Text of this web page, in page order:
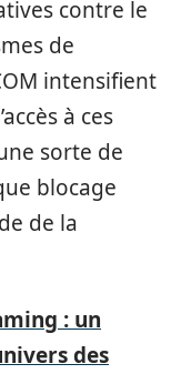
contre le
de
intensifient
à ces
sorte de
blocage
de la
: un
des